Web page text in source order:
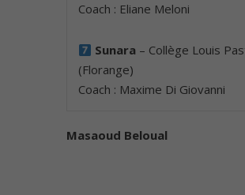
Coach : Eliane Meloni
Sunara – Collège Louis
(Florange)
Coach : Maxime Di Giovanni
Masaoud Beloual